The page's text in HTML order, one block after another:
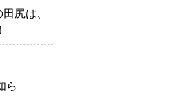
尻は、
ら